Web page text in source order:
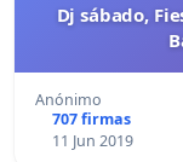
Dj sábado,
Anónimo
707 firmas
11 Jun 2019